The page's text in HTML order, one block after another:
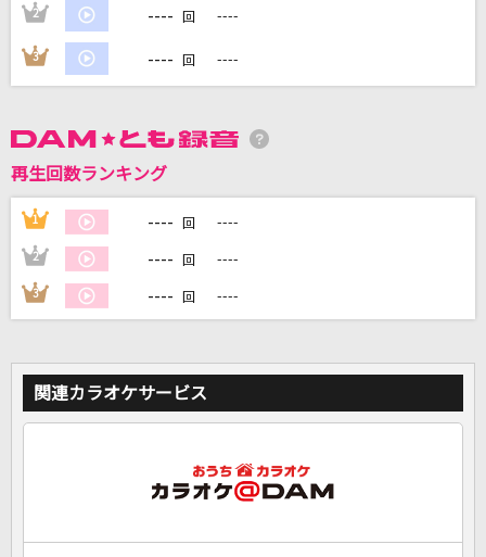
DAMの新曲・ランキングなど
カラオケ最新情報をチェック！
カラオケをもっと楽しもう！
家族や友達と一緒に！練習にも！
2 ---- 回 ----
3 ---- 回 ----
再生回数ランキング
1 ---- 回 ----
2 ---- 回 ----
3 ---- 回 ----
関連カラオケサービス